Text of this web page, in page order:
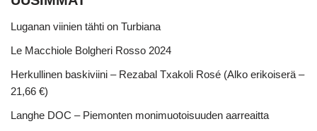
Luganan viinien tähti on Turbiana
Le Macchiole Bolgheri Rosso 2024
Herkullinen baskiviini – Rezabal Txakoli Rosé (Alko erikoiserä –
21,66 €)
Langhe DOC – Piemonten monimuotoisuuden aarreaitta